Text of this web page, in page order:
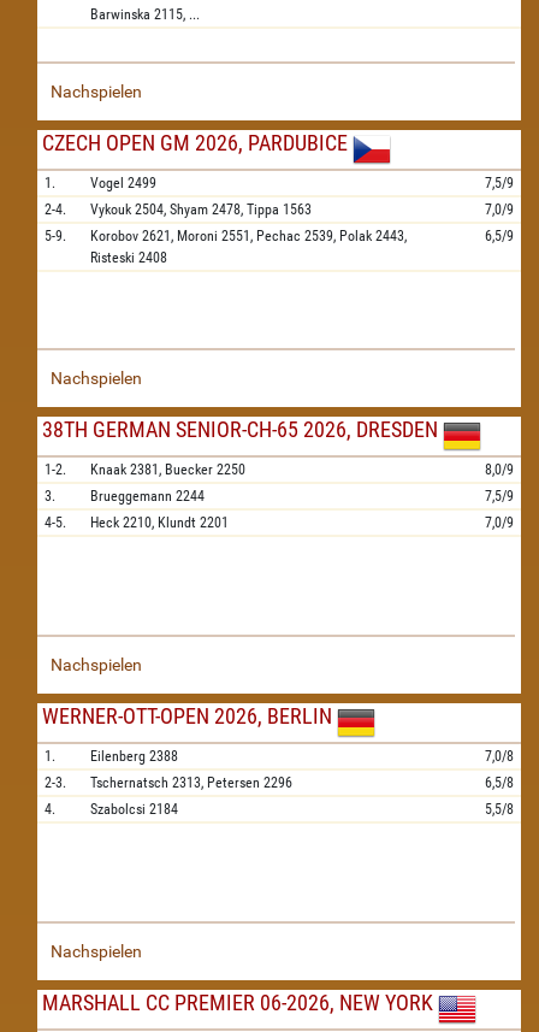
Barwinska 2115, ...
Nachspielen
CZECH OPEN GM 2026, PARDUBICE
1. Vogel 2499
7,5/9
2-4.
Vykouk 2504, Shyam 2478, Tippa 1563
7,0/9
5-9.
Korobov 2621, Moroni 2551, Pechac 2539, Polak 2443,
Risteski 2408
6,5/9
Nachspielen
38TH GERMAN SENIOR-CH-65 2026, DRESDEN
1-2. Knaak 2381, Buecker 2250
8,0/9
3.
Brueggemann 2244
7,5/9
4-5.
Heck 2210, Klundt 2201 7,0/9
Nachspielen
WERNER-OTT-OPEN 2026, BERLIN
1. Eilenberg 2388
7,0/8
2-3.
Tschernatsch 2313, Petersen 2296
6,5/8
4.
Szabolcsi 2184 5,5/8
Nachspielen
MARSHALL CC PREMIER 06-2026, NEW YORK